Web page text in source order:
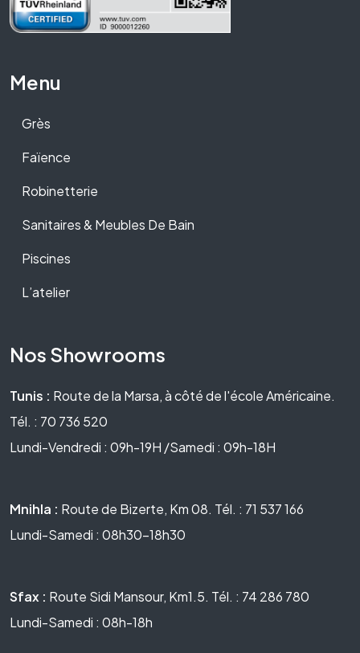
Menu
Grès
Faïence
Robinetterie
Sanitaires & Meubles De Bain
Piscines
L’atelier
Nos Showrooms
Tunis : Route de la Marsa, à côté de l'école Américaine.
Tél. : 70 736 520
Lundi-Vendredi : 09h-19H /Samedi : 09h-18H
Mnihla : Route de Bizerte, Km 08. Tél. : 71 537 166
Lundi-Samedi : 08h30-18h30
Sfax : Route Sidi Mansour, Km1.5. Tél. : 74 286 780
Lundi-Samedi : 08h-18h